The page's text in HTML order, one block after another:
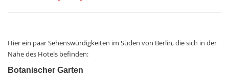
Hier ein paar Sehenswürdigkeiten im Süden von Berlin, die sich in der
Nähe des Hotels befinden:
Botanischer Garten